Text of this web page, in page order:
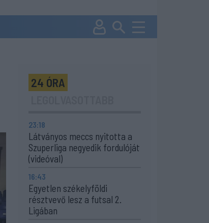
24 ÓRA
23:18
Látványos meccs nyitotta a
Szuperliga negyedik fordulóját
(videóval)
16:43
Egyetlen székelyföldi
résztvevő lesz a futsal 2.
Ligában